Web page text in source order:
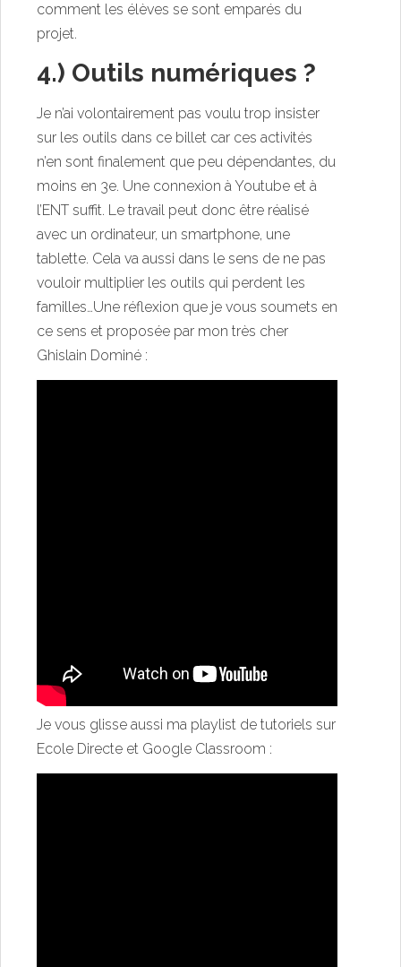
comment les élèves se sont emparés du
projet.
4.) Outils numériques ?
Je n’ai volontairement pas voulu trop insister
sur les outils dans ce billet car ces activités
n’en sont finalement que peu dépendantes, du
moins en 3e. Une connexion à Youtube et à
l’ENT suffit. Le travail peut donc être réalisé
avec un ordinateur, un smartphone, une
tablette. Cela va aussi dans le sens de ne pas
vouloir multiplier les outils qui perdent les
familles…Une réflexion que je vous soumets en
ce sens et proposée par mon très cher
Ghislain Dominé :
Je vous glisse aussi ma playlist de tutoriels sur
Ecole Directe et Google Classroom :